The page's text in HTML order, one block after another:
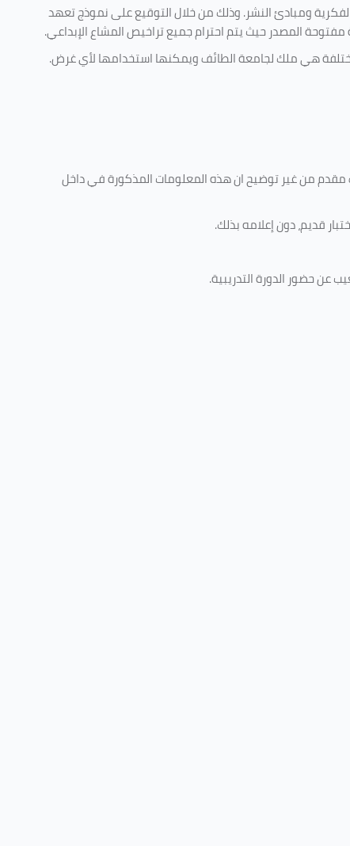
ومبادئ النشر. وذلك من خلال التوقيع على نموذج تعهد
مفتوحة المصدر حيث يتم احترام جميع تراخيص المشاع الإبداعي.
هي ملك لجامعة الطائف ويمكنها استخدامها لأي غرض.
مقدم من غير توضيح ان هذه المعلومات المذكورة في داخل
قديم، دون إعلامه بذلك.
عن حضور الدورة التدريبية.